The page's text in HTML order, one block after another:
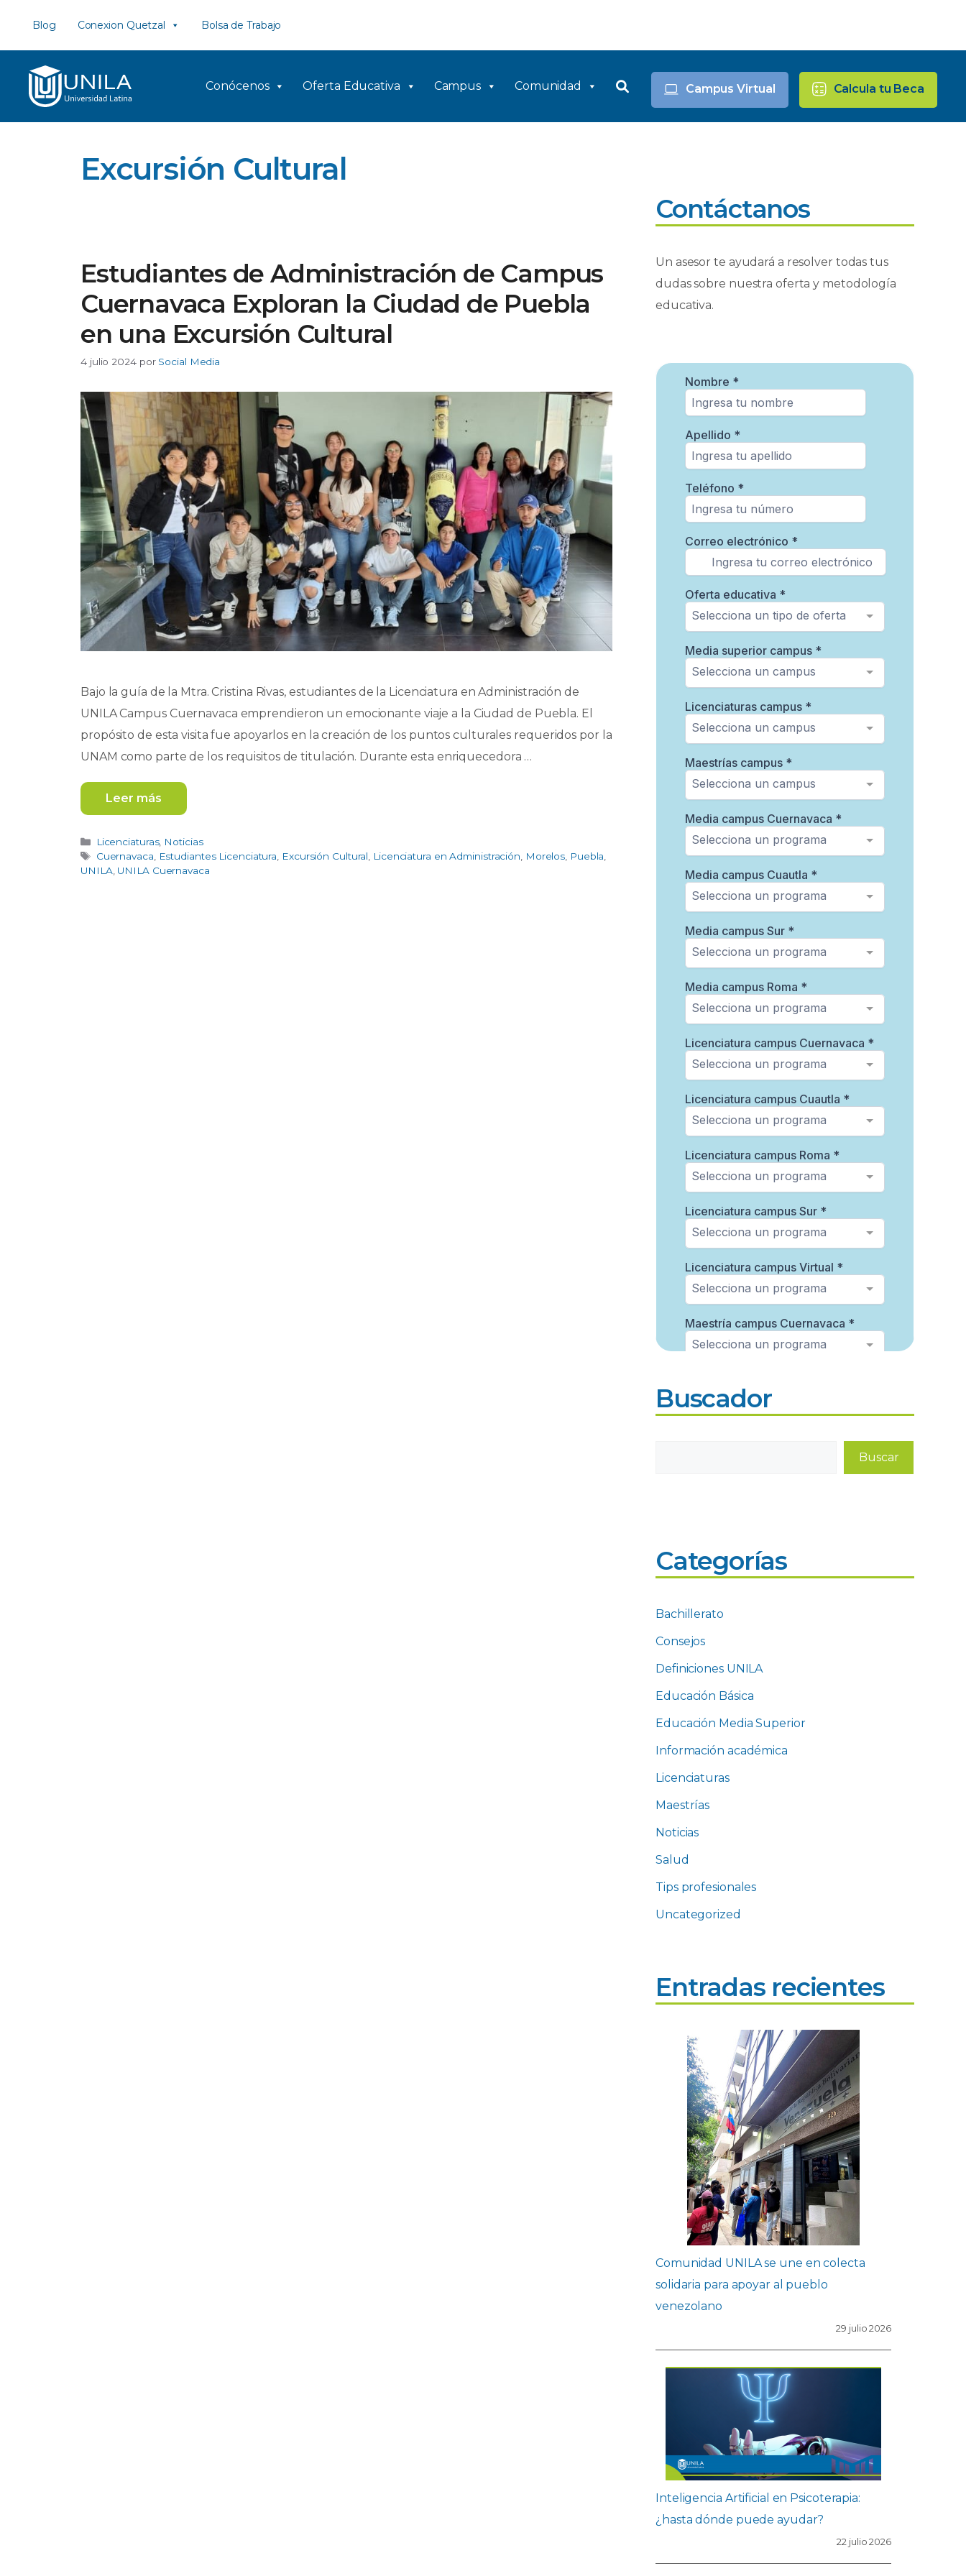
contenido
Blog Conexion Quetzal Bolsa de Trabajo
Conócenos Oferta Educativa Campus Comunidad Campus Virtual Calcula tu Beca
Excursión Cultural
Estudiantes de Administración de Campus
Cuernavaca Exploran la Ciudad de Puebla
en una Excursión Cultural
4 julio 2024 por Social Media
Bajo la guía de la Mtra. Cristina Rivas, estudiantes de la Licenciatura en Administración de
UNILA Campus Cuernavaca emprendieron un emocionante viaje a la Ciudad de Puebla. El
propósito de esta visita fue apoyarlos en la creación de los puntos culturales requeridos por la
UNAM como parte de los requisitos de titulación. Durante esta enriquecedora …
Leer más
Categorías
Licenciaturas, Noticias
Etiquetas
Cuernavaca, Estudiantes Licenciatura, Excursión Cultural, Licenciatura en Administración, Morelos, Puebla,
UNILA, UNILA Cuernavaca
Contáctanos
Un asesor te ayudará a resolver todas tus
dudas sobre nuestra oferta y metodología
educativa.
Buscador
Buscar
Categorías
Bachillerato
Consejos
Definiciones UNILA
Educación Básica
Educación Media Superior
Información académica
Licenciaturas
Maestrías
Noticias
Salud
Tips profesionales
Uncategorized
Entradas recientes
Comunidad UNILA se une en colecta
solidaria para apoyar al pueblo
venezolano
29 julio 2026
Inteligencia Artificial en Psicoterapia:
¿hasta dónde puede ayudar?
22 julio 2026